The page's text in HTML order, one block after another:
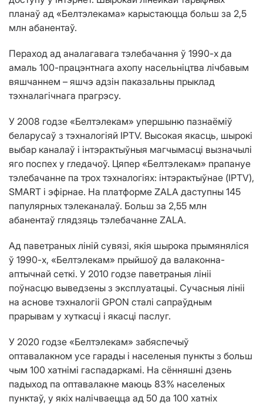
планаў ад «Белтэлекама» карыстаюцца больш за 2,5
млн абанентаў.
Пераход ад аналагавага тэлебачання ў 1990-х да
амаль 100-працэнтнага ахопу насельніцтва лічбавым
вяшчаннем – яшчэ адзін паказальны прыклад
тэхналагічнага прагрэсу.
У 2008 годзе «Белтэлекам» упершыню пазнаёміў
беларусаў з тэхналогіяй IPTV. Высокая якасць, шырокі
выбар каналаў і інтэрактыўныя магчымасці вызначылі
яго поспех у гледачоў. Цяпер «Белтэлекам» прапануе
тэлебачанне па трох тэхналогіях: інтэрактыўнае (IPTV),
SMART і эфірнае. На платформе ZALA даступны 145
папулярных тэлеканалаў. Больш за 2,55 млн
абанентаў глядзяць тэлебачанне ZALA.
Ад паветраных ліній сувязі, якія шырока прымяняліся
ў 1990-х, «Белтэлекам» прыйшоў да валаконна-
аптычнай сеткі. У 2010 годзе паветраныя лініі
поўнасцю выведзены з эксплуатацыі. Сучасныя лініі
на аснове тэхналогіі GPON сталі сапраўдным
прарывам у хуткасці і якасці паслуг.
У 2020 годзе «Белтэлекам» забяспечыў
оптавалакном усе гарады і населеныя пункты з больш
чым 100 хатнімі гаспадаркамі. На сённяшні дзень
падыход па оптавалакне маюць 83% населеных
пунктаў, у якіх налічваецца ад 50 да 100 хатніх